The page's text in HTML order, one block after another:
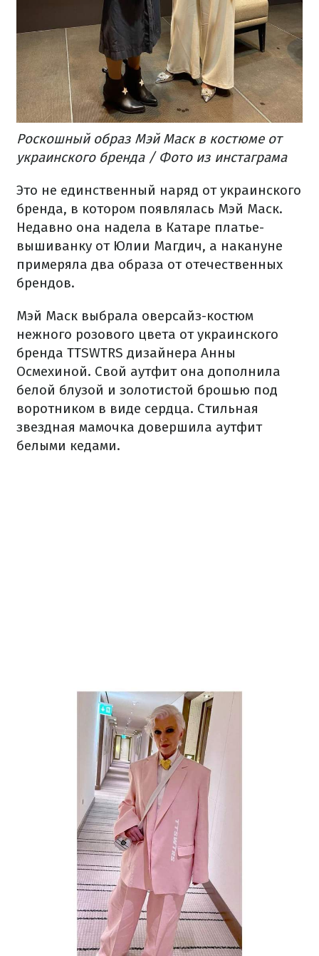
Роскошный образ Мэй Маск в костюме от
украинского бренда / Фото из инстаграма
Это не единственный наряд от украинского
бренда, в котором появлялась Мэй Маск.
Недавно она надела в Катаре платье-
вышиванку от Юлии Магдич, а накануне
примеряла два образа от отечественных
брендов.
Мэй Маск выбрала оверсайз-костюм
нежного розового цвета от украинского
бренда TTSWTRS дизайнера Анны
Осмехиной. Свой аутфит она дополнила
белой блузой и золотистой брошью под
воротником в виде сердца. Стильная
звездная мамочка довершила аутфит
белыми кедами.